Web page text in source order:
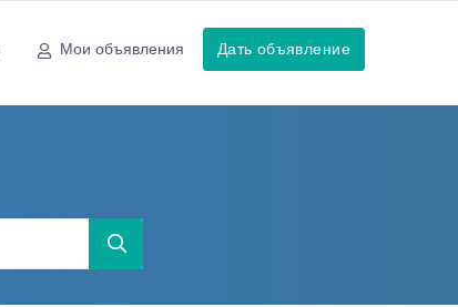
Мои объявления Дать объявление